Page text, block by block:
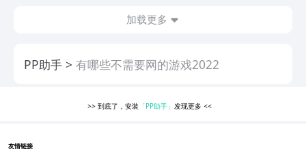
加载更多
PP助手 有哪些不需要网的游戏2022
>> 到底了，安装 「PP助手」 发现更多<<
友情链接